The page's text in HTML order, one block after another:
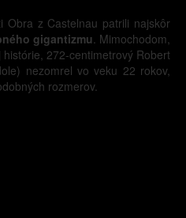
Obra z Castelnau patrili najskôr
gigantizmu . Mimochodom,
272-centimetrový Robert
nezomrel vo veku 22 rokov,
rozmerov.